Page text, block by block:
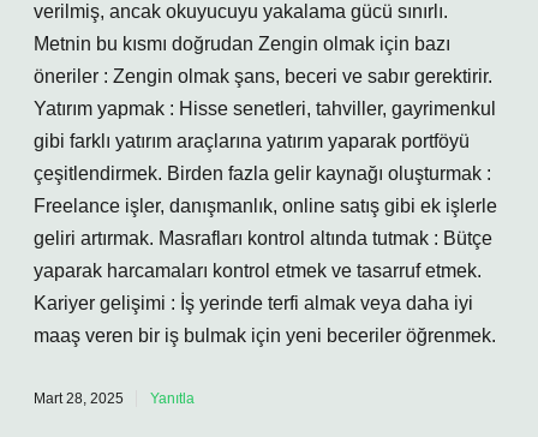
verilmiş, ancak okuyucuyu yakalama gücü sınırlı.
Metnin bu kısmı doğrudan Zengin olmak için bazı
öneriler : Zengin olmak şans, beceri ve sabır gerektirir.
Yatırım yapmak : Hisse senetleri, tahviller, gayrimenkul
gibi farklı yatırım araçlarına yatırım yaparak portföyü
çeşitlendirmek. Birden fazla gelir kaynağı oluşturmak :
Freelance işler, danışmanlık, online satış gibi ek işlerle
geliri artırmak. Masrafları kontrol altında tutmak : Bütçe
yaparak harcamaları kontrol etmek ve tasarruf etmek.
Kariyer gelişimi : İş yerinde terfi almak veya daha iyi
maaş veren bir iş bulmak için yeni beceriler öğrenmek.
Mart 28, 2025 Yanıtla